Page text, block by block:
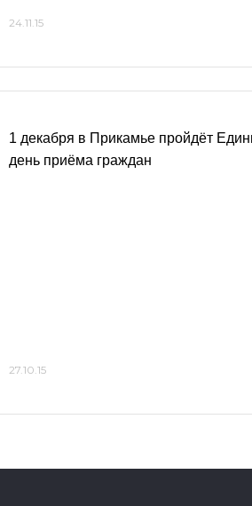
24.11.15
1 декабря в Прикамье пройдёт
день приёма граждан
27.10.15